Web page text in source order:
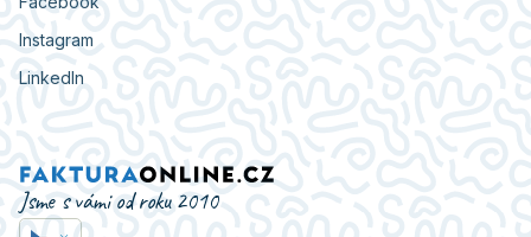
Instagram
LinkedIn
Jsme s vámi od roku 2010